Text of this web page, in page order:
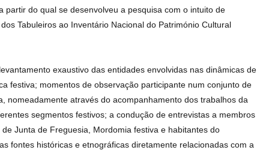
partir do qual se desenvolveu a pesquisa com o intuito de
Tabuleiros ao Inventário Nacional do Património Cultural
exaustivo das entidades envolvidas nas dinâmicas de
festiva; momentos de observação participante num conjunto de
nomeadamente através do acompanhamento dos trabalhos da
segmentos festivos; a condução de entrevistas a membros
Junta de Freguesia, Mordomia festiva e habitantes do
fontes históricas e etnográficas diretamente relacionadas com a